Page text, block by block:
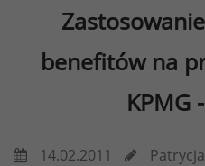
benefitów na
KPMG
14.02.2011